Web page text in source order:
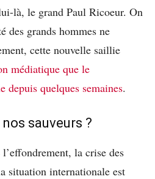
là, le grand Paul Ricoeur. On
des grands hommes ne
cette nouvelle saillie
médiatique que le
depuis quelques semaines.
sauveurs ?
la crise des
situation internationale est